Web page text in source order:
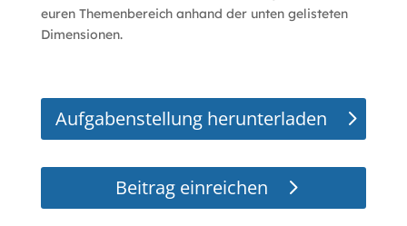
euren Themenbereich anhand der unten gelisteten
Dimensionen.
Aufgabenstellung herunterladen
Beitrag einreichen